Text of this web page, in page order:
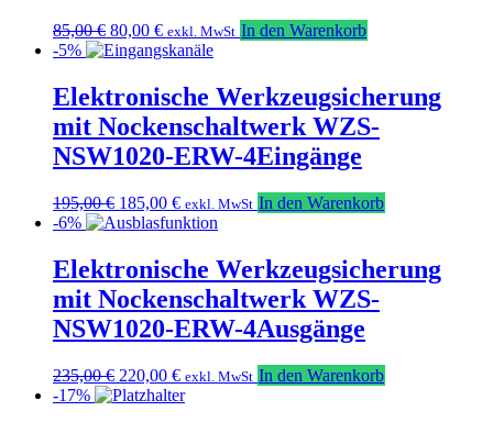
85,00€ Ursprünglicher
Preis
85,00 €
80,00 €Aktueller
Preis
80,00 €.
exkl. MwSt In den Warenkorb
-5%
Elektronische Werkzeugsicherung
mit Nockenschaltwerk WZS-
NSW1020-ERW-4Eingänge
195,00€ Ursprünglicher
Preis
195,00 €
185,00 €Aktueller
Preis
185,00 €.
exkl. MwSt In den Warenkorb
-6%
Elektronische Werkzeugsicherung
mit Nockenschaltwerk WZS-
NSW1020-ERW-4Ausgänge
235,00€ Ursprünglicher
Preis
220,00 €Aktueller
Preis
exkl. MwSt In den Warenkorb
-17%